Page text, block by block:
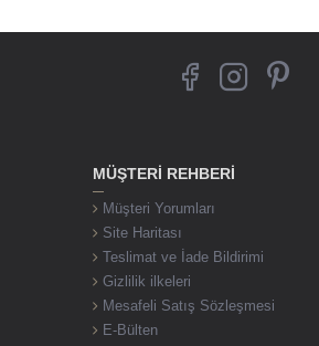
MÜŞTERI REHBERI
Müşteri Yorumları
Site Haritası
Teslimat ve İade Bildirimi
Gizlilik ilkeleri
Mesafeli Satış Sözleşmesi
E-Bülten